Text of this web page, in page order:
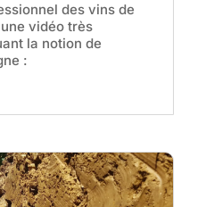
des vins de
vidéo très
la notion de
: